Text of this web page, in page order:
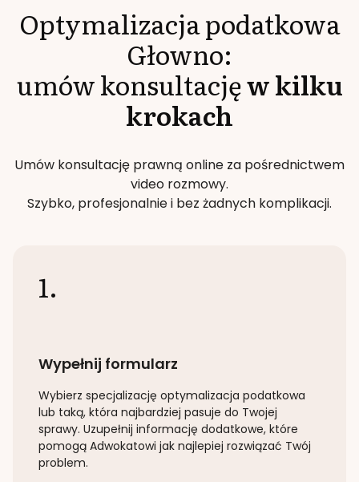
Optymalizacja podatkowa
Głowno:
umów konsultacjęw kilku
krokach
Umów konsultację prawną online za pośrednictwem
video rozmowy.
Szybko, profesjonalnie i bez żadnych komplikacji.
1.
Wypełnij formularz
Wybierz specjalizację optymalizacja podatkowa
lub taką, która najbardziej pasuje do Twojej
sprawy. Uzupełnij informację dodatkowe, które
pomogą Adwokatowi jak najlepiej rozwiązać Twój
problem.